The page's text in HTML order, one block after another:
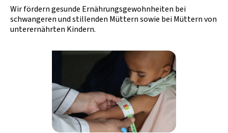
Wir fördern gesunde Ernährungsgewohnheiten bei
schwangeren und stillenden Müttern sowie bei Müttern von
unterernährten Kindern.